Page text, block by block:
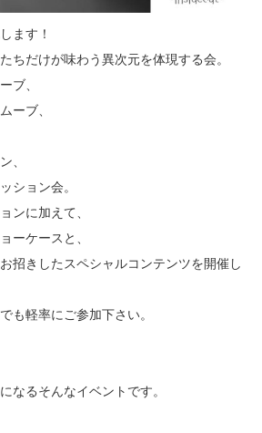
ます！
ちだけが味わう異次元を体現する会。
ブ、
ーブ、
、
ション会。
ンに加えて、
ーケースと、
招きしたスペシャルコンテンツを開催し
も軽率にご参加下さい。
なるそんなイベントです。